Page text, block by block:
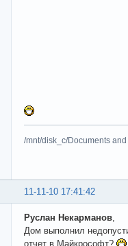
/mnt/disk_c/Documents
11-11-10 17:41:42
Руслан Некарманов
Дом выполнил
отчет в Майкрософт?